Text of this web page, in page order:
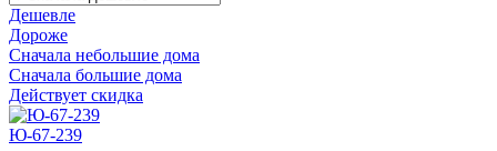
Дешевле
Дороже
Сначала небольшие дома
Сначала большие дома
Действует скидка
Ю-67-239